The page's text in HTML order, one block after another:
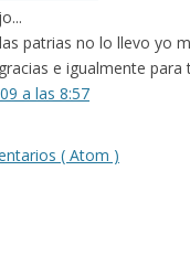
patrias no lo llevo yo
e igualmente para
a las 8:57
( Atom )